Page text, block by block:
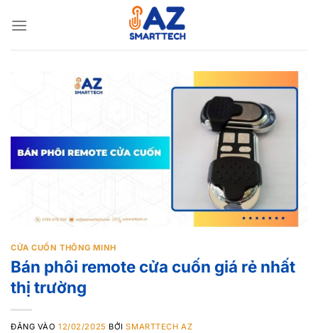
qua
CỬA CUỐN THÔNG MINH
Bán phôi remote cửa cuốn giá rẻ nhất
thị trường
ĐĂNG VÀO12/02/2025 BỞISMARTTECH AZ